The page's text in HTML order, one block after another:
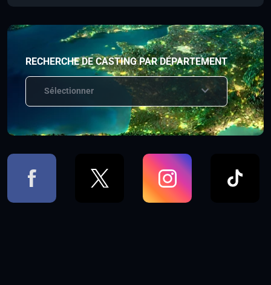
RECHERCHE DE CASTING PAR DÉPARTEMENT
Sélectionner